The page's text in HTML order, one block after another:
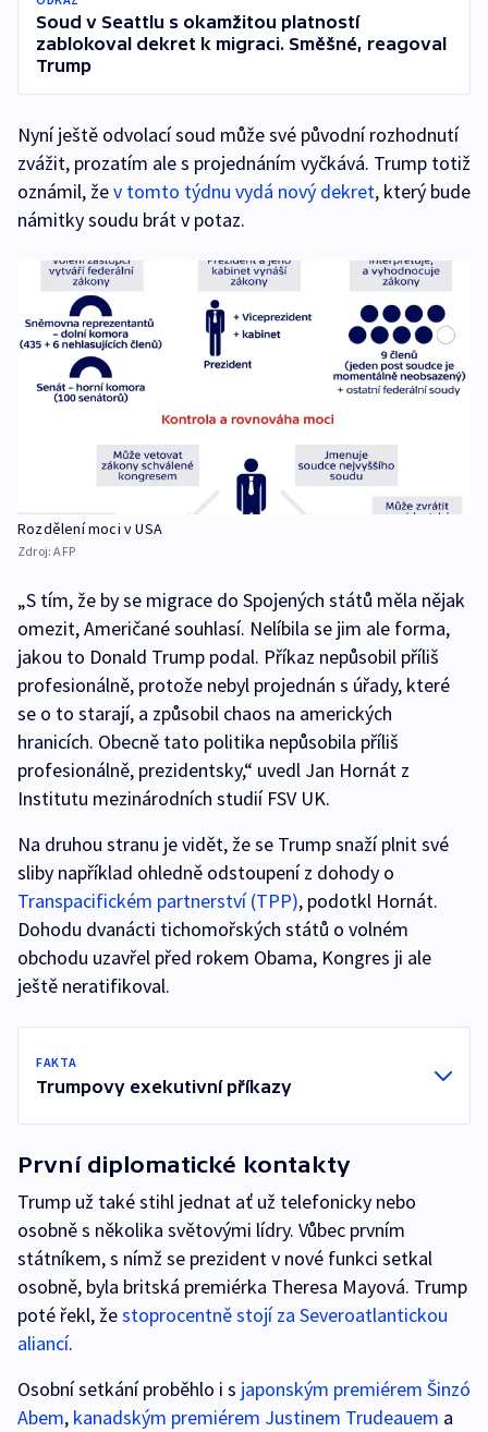
Soud v Seattlu s okamžitou platností
zablokoval dekret k migraci. Směšné, reagoval
Trump
Nyní ještě odvolací soud může své původní rozhodnutí
zvážit, prozatím ale s projednáním vyčkává. Trump totiž
oznámil, žev tomto týdnu vydá nový dekret, který bude
námitky soudu brát v potaz.
Rozdělení moci v USA
Zdroj:AFP
„S tím, že by se migrace do Spojených států měla nějak
omezit, Američané souhlasí. Nelíbila se jim ale forma,
jakou to Donald Trump podal. Příkaz nepůsobil příliš
profesionálně, protože nebyl projednán s úřady, které
se o to starají, a způsobil chaos na amerických
hranicích. Obecně tato politika nepůsobila příliš
profesionálně, prezidentsky,“ uvedl Jan Hornát z
Institutu mezinárodních studií FSV UK.
Na druhou stranu je vidět, že se Trump snaží plnit své
sliby například ohledně odstoupení z dohody o
Transpacifickém partnerství (TPP), podotkl Hornát.
Dohodu dvanácti tichomořských států o volném
obchodu uzavřel před rokem Obama, Kongres ji ale
ještě neratifikoval.
FAKTA
Trumpovy exekutivní příkazy
První diplomatické kontakty
Trump už také stihl jednat ať už telefonicky nebo
osobně s několika světovými lídry. Vůbec prvním
státníkem, s nímž se prezident v nové funkci setkal
osobně, byla britská premiérka Theresa Mayová. Trump
poté řekl, žestoprocentně stojí za Severoatlantickou
aliancí.
Osobní setkání proběhlo i s japonským premiérem Šinzó
Abem, kanadským premiérem Justinem Trudeauem a